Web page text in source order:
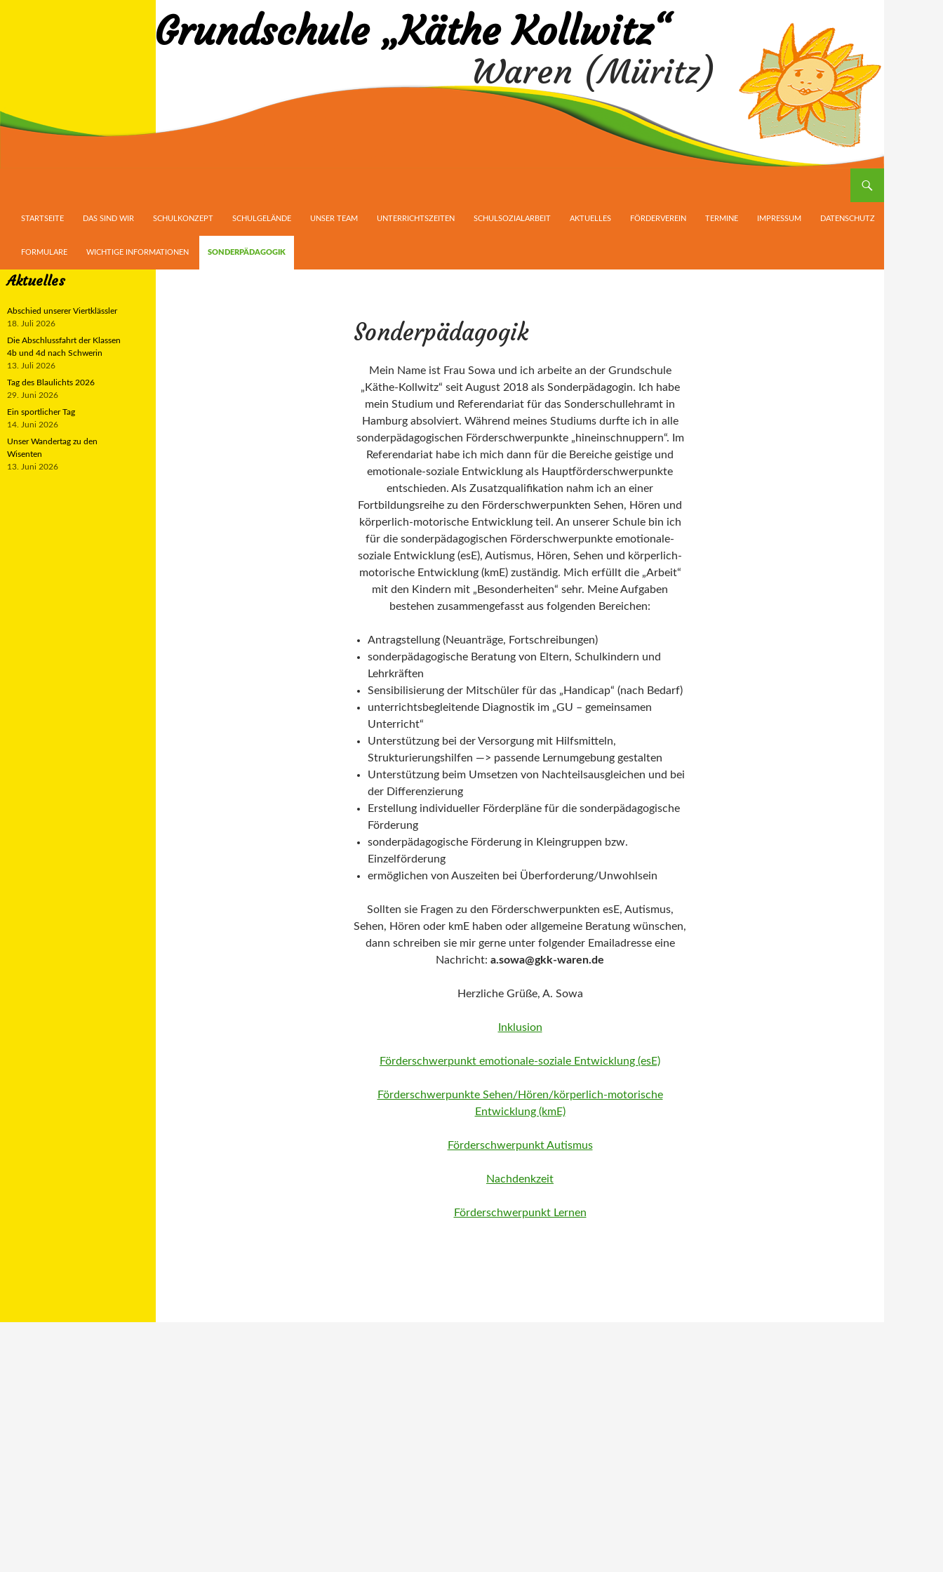
Grundschule „Käthe Kollwitz“
Waren (Müritz)
STARTSEITE
DAS SIND WIR SCHULKONZEPT SCHULGELÄNDE UNSER TEAM UNTERRICHTSZEITEN SCHULSOZIALARBEIT AKTUELLES FÖRDERVEREIN TERMINE IMPRESSUM DATENSCHUTZ
FORMULARE WICHTIGE INFORMATIONEN SONDERPÄDAGOGIK
Sonderpädagogik
Mein Name ist Frau Sowa und ich arbeite an der Grundschule
„Käthe-Kollwitz“ seit August 2018 als Sonderpädagogin. Ich habe
mein Studium und Referendariat für das Sonderschullehramt in
Hamburg absolviert. Während meines Studiums durfte ich in alle
sonderpädagogischen Förderschwerpunkte „hineinschnuppern“. Im
Referendariat habe ich mich dann für die Bereiche geistige und
emotionale-soziale Entwicklung als Hauptförderschwerpunkte
entschieden. Als Zusatzqualifikation nahm ich an einer
Fortbildungsreihe zu den Förderschwerpunkten Sehen, Hören und
körperlich-motorische Entwicklung teil. An unserer Schule bin ich
für die sonderpädagogischen Förderschwerpunkte emotionale-
soziale Entwicklung (esE), Autismus, Hören, Sehen und körperlich-
motorische Entwicklung (kmE) zuständig. Mich erfüllt die „Arbeit“
mit den Kindern mit „Besonderheiten“ sehr. Meine Aufgaben
bestehen zusammengefasst aus folgenden Bereichen:
Antragstellung (Neuanträge, Fortschreibungen)
sonderpädagogische Beratung von Eltern, Schulkindern und
Lehrkräften
Sensibilisierung der Mitschüler für das „Handicap“ (nach Bedarf)
unterrichtsbegleitende Diagnostik im „GU – gemeinsamen
Unterricht“
Unterstützung bei der Versorgung mit Hilfsmitteln,
Strukturierungshilfen —> passende Lernumgebung gestalten
Unterstützung beim Umsetzen von Nachteilsausgleichen und bei
der Differenzierung
Erstellung individueller Förderpläne für die sonderpädagogische
Förderung
sonderpädagogische Förderung in Kleingruppen bzw.
Einzelförderung
ermöglichen von Auszeiten bei Überforderung/Unwohlsein
Sollten sie Fragen zu den Förderschwerpunkten esE, Autismus,
Sehen, Hören oder kmE haben oder allgemeine Beratung wünschen,
dann schreiben sie mir gerne unter folgender Emailadresse eine
Nachricht: a.sowa@gkk-waren.de
Herzliche Grüße, A. Sowa
Inklusion
Förderschwerpunkt emotionale-soziale Entwicklung (esE)
Förderschwerpunkte Sehen/Hören/körperlich-motorische
Entwicklung (kmE)
Förderschwerpunkt Autismus
Nachdenkzeit
Förderschwerpunkt Lernen
Aktuelles
Abschied unserer Viertklässler
18. Juli 2026
Die Abschlussfahrt der Klassen
4b und 4d nach Schwerin
13. Juli 2026
Tag des Blaulichts 2026
29. Juni 2026
Ein sportlicher Tag
14. Juni 2026
Unser Wandertag zu den
Wisenten
13. Juni 2026